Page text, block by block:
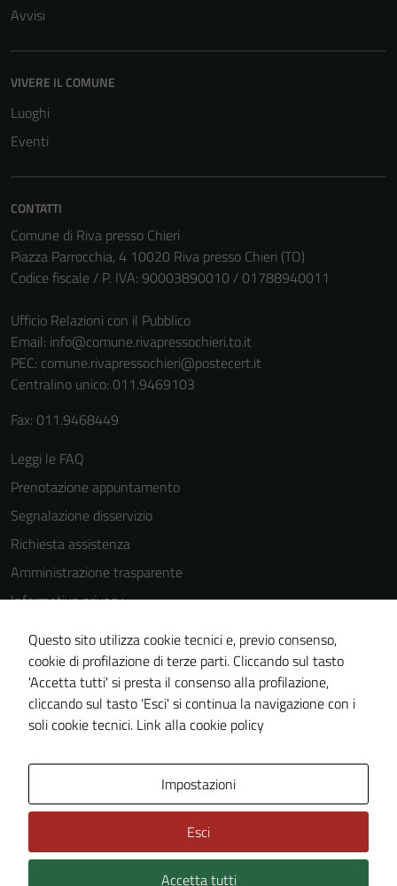
Avvisi
VIVERE IL COMUNE
Luoghi
Eventi
CONTATTI
Comune di Riva presso Chieri
Piazza Parrocchia, 4 10020 Riva presso Chieri (TO)
Codice fiscale / P. IVA: 90003890010 / 01788940011
Ufficio Relazioni con il Pubblico
Email: info@comune.rivapressochieri.to.it
PEC: comune.rivapressochieri@postecert.it
Centralino unico: 011.9469103
Fax: 011.9468449
Leggi le FAQ
Prenotazione appuntamento
Segnalazione disservizio
Richiesta assistenza
Amministrazione trasparente
Informativa privacy
Cookie Policy
Note legali
Dichiarazione di accessibilità
Piano di miglioramento del sito
Questo sito utilizza cookie tecnici e, previo consenso,
cookie di profilazione di terze parti. Cliccando sul tasto
'Accetta tutti' si presta il consenso alla profilazione,
cliccando sul tasto 'Esci' si continua la navigazione con i
soli cookie tecnici. Link alla cookie policy
Impostazioni
Esci
Accetta tutti
possono
essere
non raccolgono
informazioni